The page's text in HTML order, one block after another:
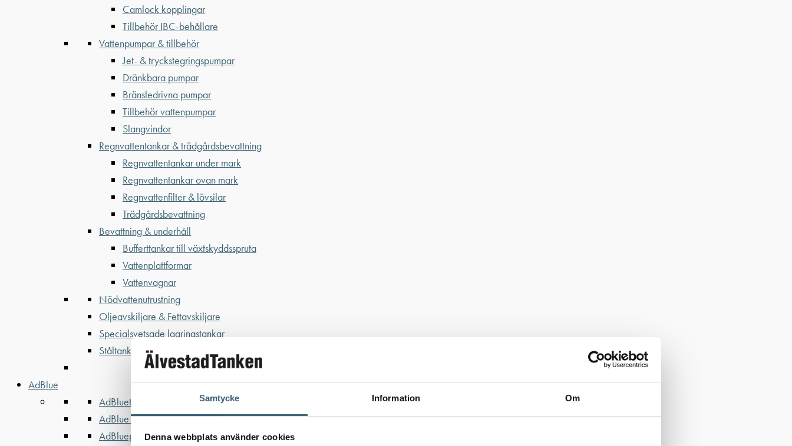
Samtycke Information Om
Denna webbplats använder cookies
Camlock kopplingar
Tillbehör IBC-behållare
Vattenpumpar & tillbehör
Jet- & tryckstegringspumpar
Dränkbara pumpar
Bränsledrivna pumpar
Tillbehör vattenpumpar
Slangvindor
Regnvattentankar & trädgårdsbevattning
Regnvattentankar under mark
Regnvattentankar ovan mark
Regnvattenfilter & lövsilar
Trädgårdsbevattning
Bevattning & underhåll
Bufferttankar till växtskyddsspruta
Vattenplattformar
Vattenvagnar
Nödvattenutrustning
Oljeavskiljare & Fettavskiljare
Specialsvetsade lagringstankar
Ståltankar för lagring, transport & process
AdBlue
AdBluetankar
AdBlue transporttankar
AdBluepumpar & tillbehör